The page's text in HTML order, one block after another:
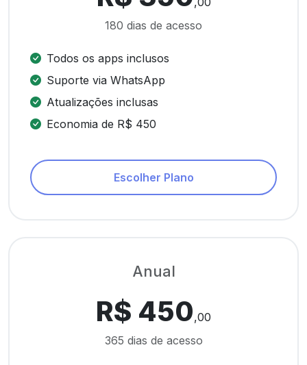
180 dias de acesso
Todos os apps inclusos
Suporte via WhatsApp
Atualizações inclusas
Economia de R$ 450
Escolher Plano
Anual
R$ 450,00
365 dias de acesso